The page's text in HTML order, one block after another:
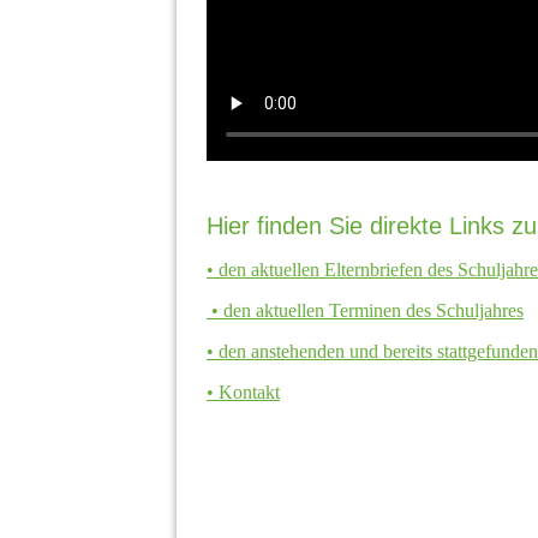
Hier finden Sie direkte Links
• den aktuellen Elternbriefen des
• den aktuellen Terminen des Schuljahres
• den anstehenden und bereits
• Kontakt